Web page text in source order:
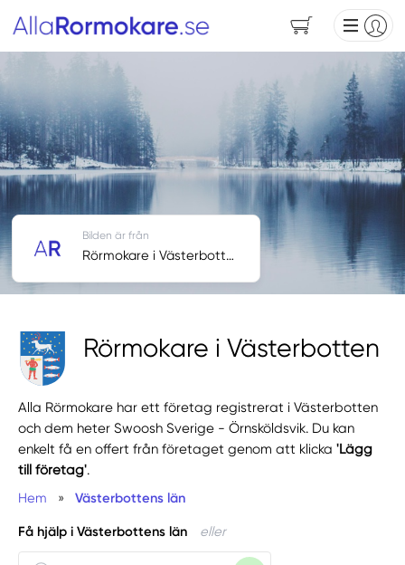
Rörmokare i Västerbotten
Alla Rörmokare har ett företag registrerat i Västerbotten
och dem heter Swoosh Sverige - Örnsköldsvik. Du kan
enkelt få en offert från företaget genom att klicka'Lägg
till företag'.
Hem
» Västerbottens län
Få hjälp i Västerbottens län eller
Bilden är från
Rörmokare i Västerbotten